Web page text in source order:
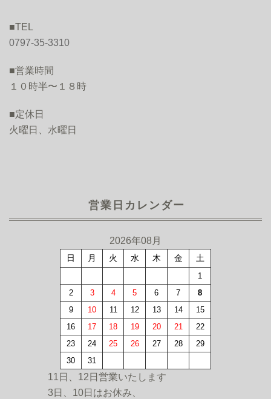
■TEL
0797-35-3310
■営業時間
１０時半〜１８時
■定休日
火曜日、水曜日
営業日カレンダー
2026年08月
日 月 火 水 木 金 土
1
2
3 4 5 6 7
8
9
10 11 12 13 14
15
16
17 18 19 20 21
22
23
24 25 26 27 28
29
30
31
11日、12日営業いたします
3日、10日はお休み、